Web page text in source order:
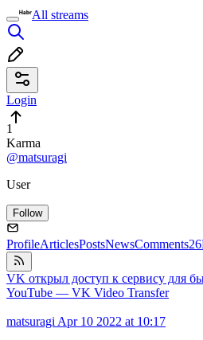
All streams
Login
1
Karma
@matsuragi
User
Follow
ProfileArticlesPostsNewsComments26
VK открыл доступ к сервису для
YouTube — VK Video Transfer
matsuragi Apr 10 2022 at 10:17